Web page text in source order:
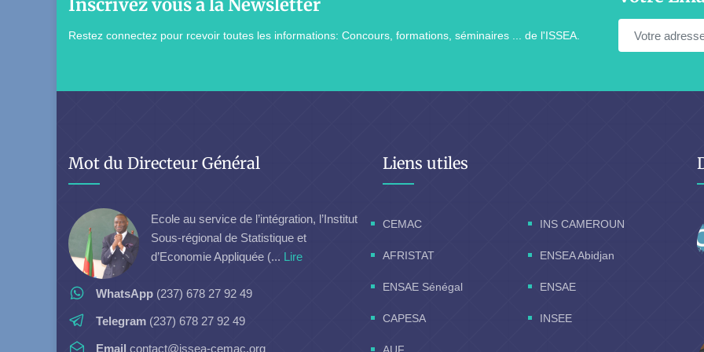
Restez connectez pour rcevoir toutes les informations: Concours, formations, séminaires ... de l'ISSEA.
Mot du Directeur Général
Ecole au service de l’intégration, l’Institut
Sous-régional de Statistique et
d’Economie Appliquée (... Lire
WhatsApp (237) 678 27 92 49
Telegram (237) 678 27 92 49
Email contact@issea-cemac.org
Liens utiles
CEMAC INS CAMEROUN
AFRISTAT ENSEA Abidjan
ENSAE Sénégal ENSAE
CAPESA INSEE